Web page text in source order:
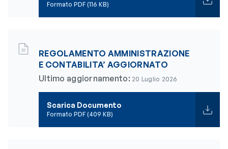
Formato PDF (116 KB)
REGOLAMENTO AMMINISTRAZIONE
E CONTABILITA’ AGGIORNATO
Ultimo aggiornamento: 20 Luglio 2026
Scarica Documento
Formato PDF (409 KB)